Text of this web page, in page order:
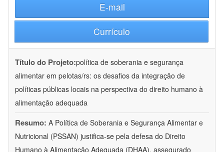
E-mail
Currículo
Título do Projeto:política de soberania e segurança
alimentar em pelotas/rs: os desafios da integração de
políticas públicas locais na perspectiva do direito humano à
alimentação adequada
Resumo: A Política de Soberania e Segurança Alimentar e
Nutricional (PSSAN) justifica-se pela defesa do Direito
Humano à Alimentação Adequada (DHAA), assegurado